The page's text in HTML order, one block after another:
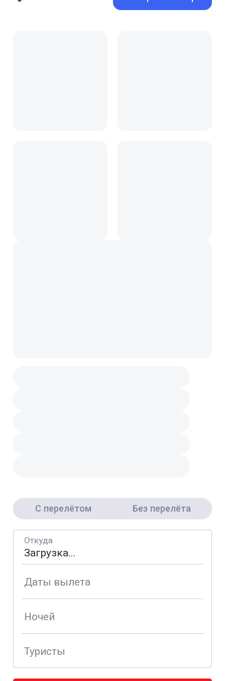
С перелётом Без перелёта
Откуда
Даты вылета
Ночей
Туристы